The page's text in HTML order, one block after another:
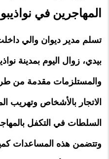
المهاجرين في نواذيبو
تسلم مدير ديوان والي
بيدي، زوال اليوم بمدينة
والمستلزمات مقدمة من
الاتجار بالأشخاص وتهريب
السلطات في التكفل
وتتضمن هذه المساعدات